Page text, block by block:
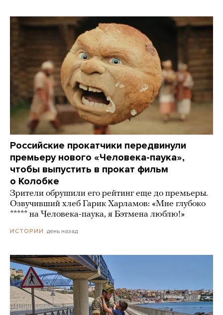
Российские прокатчики передвинули
премьеру нового «Человека-паука»,
чтобы выпустить в прокат фильм
о Колобке
Зрители обрушили его рейтинг еще до премьеры.
Озвучивший хлеб Гарик Харламов: «Мне глубоко
***** на Человека-паука, я Бэтмена люблю!»
ИСТОРИИ день назад